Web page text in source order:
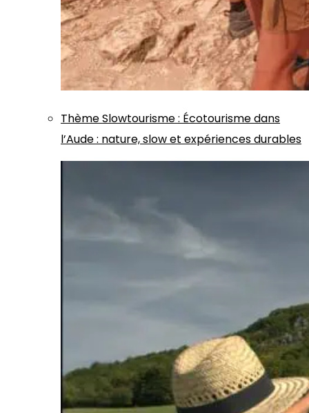
ThèmeSlowtourisme: Écotourisme dans
l’Aude : nature, slow et expériences durables